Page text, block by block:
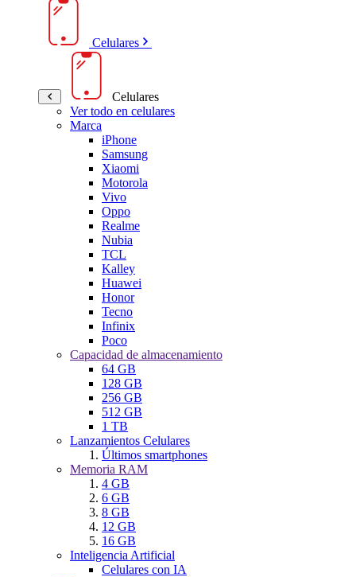
Celulares
Celulares
Ver todo en celulares
Marca
iPhone
Samsung
Xiaomi
Motorola
Vivo
Oppo
Realme
Nubia
TCL
Kalley
Huawei
Honor
Tecno
Infinix
Poco
Capacidad de almacenamiento
64 GB
128 GB
256 GB
512 GB
1 TB
Lanzamientos Celulares
Últimos smartphones
Memoria RAM
4 GB
6 GB
8 GB
12 GB
16 GB
Inteligencia Artificial
Celulares con IA